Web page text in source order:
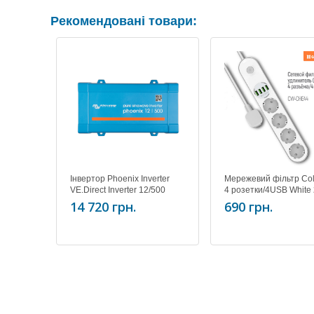
Рекомендовані товари:
Інвертор Phoenix Inverter
VE.Direct Inverter 12/500
14 720 грн.
Мережевий фільтр
4 розетки/4USB White
(CW-CHE44W)
690 грн.